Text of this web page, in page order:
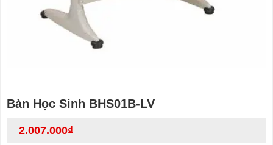
Bàn Học Sinh BHS01B-LV
2.007.000₫